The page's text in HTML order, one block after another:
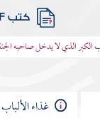
كتب PDF
الذي لا يدخل صاحبه
غذاء